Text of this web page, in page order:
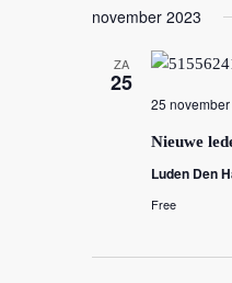
date.
november 2023
ZA
25
25
Nieuwe
Luden Den
Free